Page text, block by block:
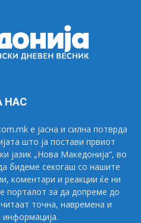
НАС
е јасна и силна потврда
што ја постави првиот
јазик „Нова Македонија“, во
бидеме секогаш со нашите
коментари и реакции ќе ни
порталот за да допреме до
точна, навремена и